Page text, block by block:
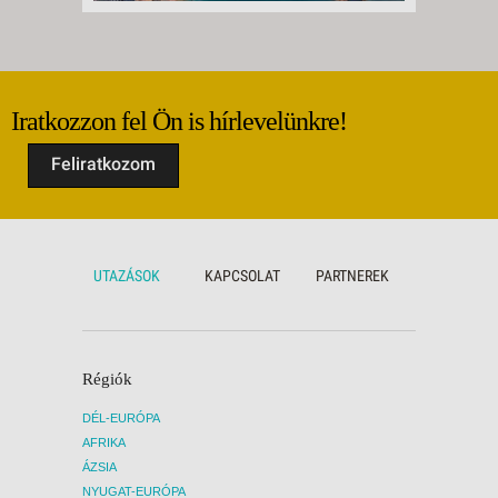
Iratkozzon fel Ön is hírlevelünkre!
Feliratkozom
UTAZÁSOK KAPCSOLAT PARTNEREK
Régiók
DÉL-EURÓPA
AFRIKA
ÁZSIA
NYUGAT-EURÓPA